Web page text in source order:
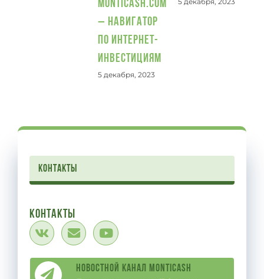
Monticash.com
– Навигатор
по интернет-
инвестициям
5 декабря, 2023
контакты
Контакты
Новостной канал Monticash